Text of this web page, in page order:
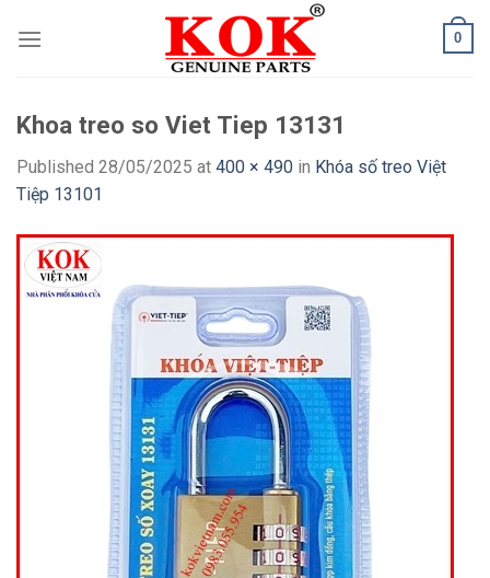
0
Khoa treo so Viet Tiep 13131
Published 28/05/2025 at 400 × 490 in Khóa số treo Việt
Tiệp 13101